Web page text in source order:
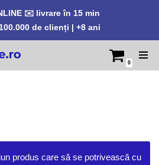
✉️ livrare în 15 min
de clienți | +8 ani
0
produs care să se potrivească cu